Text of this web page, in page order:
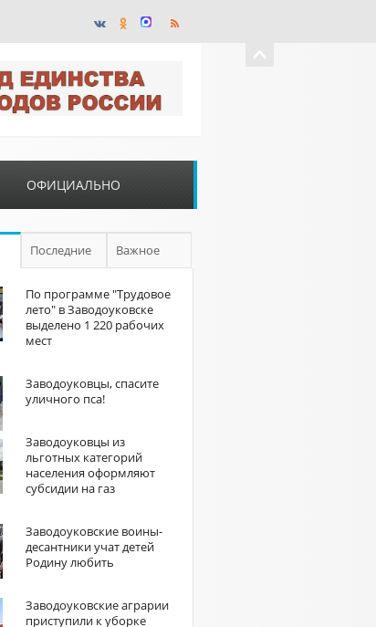
ОФИЦИАЛЬНО
Последние Важное
По программе "Трудовое
лето" в Заводоуковске
выделено 1 220 рабочих
мест
Заводоуковцы, спасите
уличного пса!
Заводоуковцы из
льготных категорий
населения оформляют
субсидии на газ
Заводоуковские воины-
десантники учат детей
Родину любить
Заводоуковские аграрии
приступили к уборке